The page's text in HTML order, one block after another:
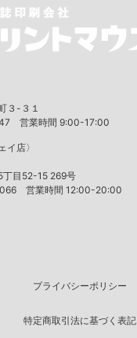
３-３１
営業時間 9:00-17:00
イ店〉
丁目52-15 269号
営業時間 12:00-20:00
プライバシーポリシー
特定商取引法に基づく表記